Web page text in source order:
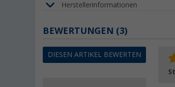
Herstellerinformationen
BEWERTUNGEN (3)
DIESEN ARTIKEL BEWERTEN